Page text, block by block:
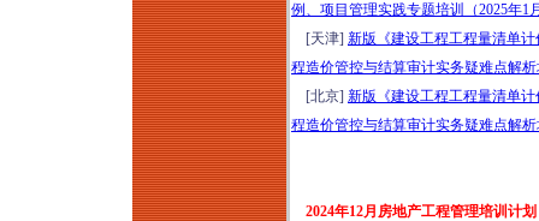
例、项目管理实践专题培训（2025年1
[天津] 新版《建设工程工程量清单
程造价管控与结算审计实务疑难点解
[北京] 新版《建设工程工程量清单
程造价管控与结算审计实务疑难点解
2024年12月房地产工程管理培训计划